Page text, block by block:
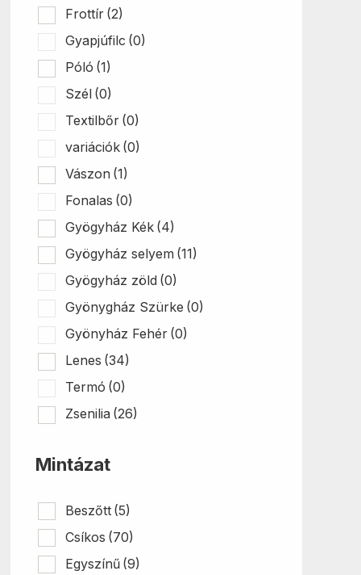
Frottír (2)
Gyapjúfilc (0)
Póló (1)
Szél (0)
Textilbőr (0)
variációk (0)
Vászon (1)
Fonalas (0)
Gyögyház Kék (4)
Gyögyház selyem (11)
Gyögyház zöld (0)
Gyönygház Szürke (0)
Gyönyház Fehér (0)
Lenes (34)
Termó (0)
Zsenilia (26)
Mintázat
Beszőtt (5)
Csíkos (70)
Egyszínű (9)